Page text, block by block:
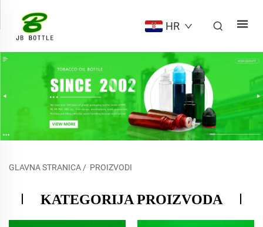
HR
GLAVNA STRANICA/ PROIZVODI
KATEGORIJA PROIZVODA